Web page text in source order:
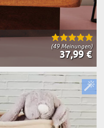
(49 Meinungen)
37,99 €